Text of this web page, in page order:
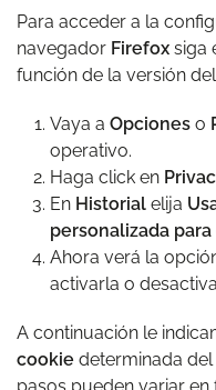
Para acceder a la
navegador Firefox siga
función de la versión
Vaya a Opciones o
operativo.
Haga click en
En Historial elija
personalizada
Ahora verá la
activarla o
A continuación le
cookie determinada